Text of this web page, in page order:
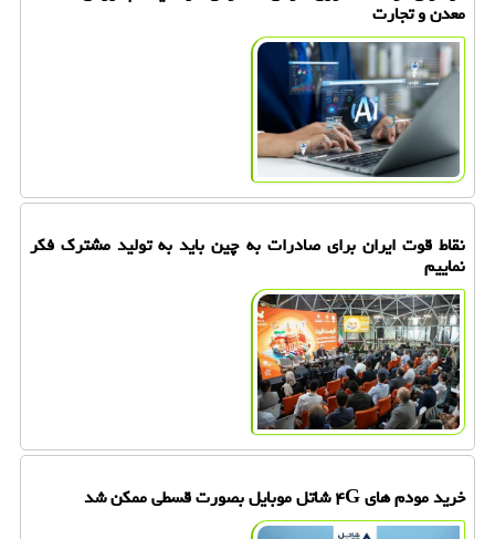
معدن و تجارت
نقاط قوت ایران برای صادرات به چین باید به تولید مشترک فکر
نماییم
خرید مودم های ۴G شاتل موبایل بصورت قسطی ممکن شد